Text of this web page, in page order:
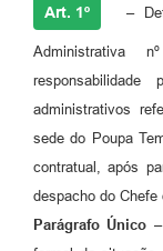
Art. 1º –
Administrativa
administrativos
sede do Poupa
contratual, após
despacho do Chefe
Parágrafo Único –